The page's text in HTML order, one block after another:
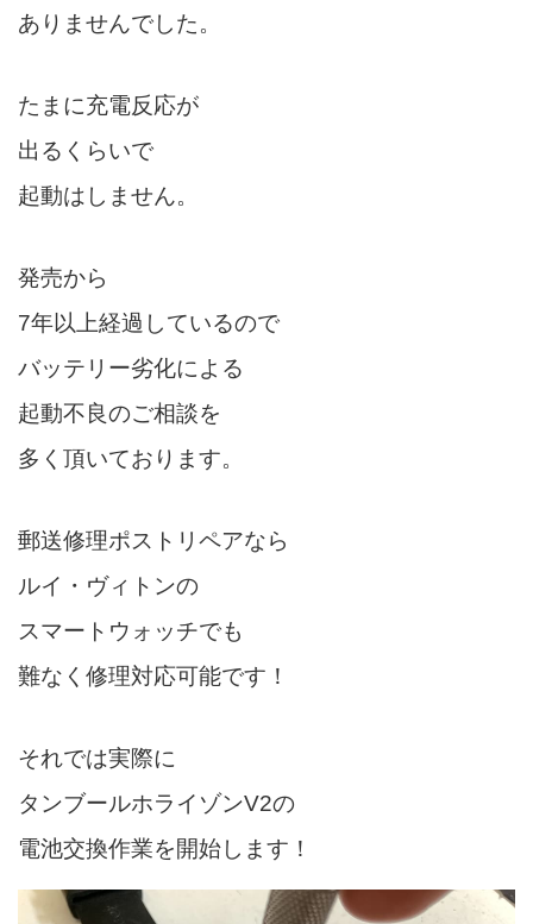
ありませんでした。
たまに充電反応が
出るくらいで
起動はしません。
発売から
7年以上経過しているので
バッテリー劣化による
起動不良のご相談を
多く頂いております。
郵送修理ポストリペアなら
ルイ・ヴィトンの
スマートウォッチでも
難なく修理対応可能です！
それでは実際に
タンブールホライゾンV2の
電池交換作業を開始します！